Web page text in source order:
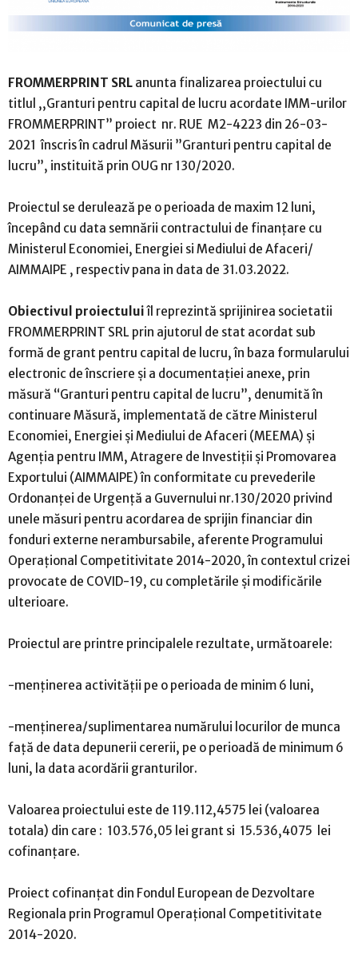
FROMMERPRINT SRL anunta finalizarea proiectului cu
titlul ,,Granturi pentru capital de lucru acordate IMM-urilor
FROMMERPRINT” proiect nr. RUE M2-4223 din 26-03-
2021 înscris în cadrul Măsurii ”Granturi pentru capital de
lucru”, instituită prin OUG nr 130/2020.
Proiectul se derulează pe o perioada de maxim 12 luni,
începând cu data semnării contractului de finanțare cu
Ministerul Economiei, Energiei si Mediului de Afaceri/
AIMMAIPE , respectiv pana in data de 31.03.2022.
Obiectivul proiectuluiîl reprezintă sprijinirea societatii
FROMMERPRINT SRL prin ajutorul de stat acordat sub
formă de grant pentru capital de lucru, în baza formularului
electronic de înscriere şi a documentaţiei anexe, prin
măsură “Granturi pentru capital de lucru”, denumită în
continuare Măsură, implementată de către Ministerul
Economiei, Energiei şi Mediului de Afaceri (MEEMA) şi
Agenţia pentru IMM, Atragere de Investiţii şi Promovarea
Exportului (AIMMAIPE) în conformitate cu prevederile
Ordonanţei de Urgenţă a Guvernului nr.130/2020 privind
unele măsuri pentru acordarea de sprijin financiar din
fonduri externe nerambursabile, aferente Programului
Operaţional Competitivitate 2014-2020, în contextul crizei
provocate de COVID-19, cu completările şi modificările
ulterioare.
Proiectul are printre principalele rezultate, următoarele:
-menținerea activității pe o perioada de minim 6 luni,
-menținerea/suplimentarea numărului locurilor de munca
față de data depunerii cererii, pe o perioadă de minimum 6
luni, la data acordării granturilor.
Valoarea proiectului este de 119.112,4575 lei (valoarea
totala) din care : 103.576,05 lei grant si 15.536,4075 lei
cofinanțare.
Proiect cofinanțat din Fondul European de Dezvoltare
Regionala prin Programul Operațional Competitivitate
2014-2020.